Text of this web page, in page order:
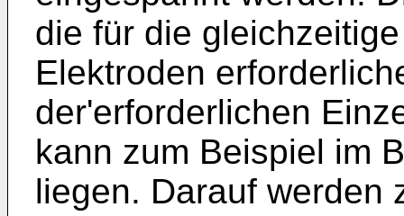
die für die
Elektroden
der'erforderlichen
kann zum Beispiel im
liegen. Darauf werden